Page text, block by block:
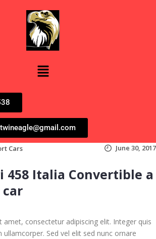
Cars June 30, 2017
458 Italia Convertible a
consectetur adipiscing elit. Integer quis
Sed vel elit sed nunc ornare